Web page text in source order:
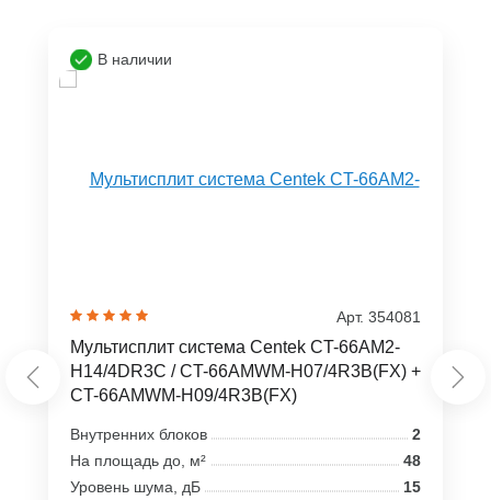
В наличии
Арт. 354081
Мультисплит система Centek CT-66AM2-
H14/4DR3C / CT-66AMWM-H07/4R3B(FX) +
CT-66AMWM-H09/4R3B(FX)
Внутренних блоков
2
На площадь до, м²
48
Уровень шума, дБ
15